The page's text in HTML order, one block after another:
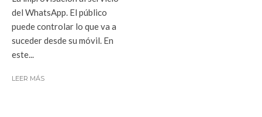
del WhatsApp. El público
puede controlar lo que va a
suceder desde su móvil. En
este...
LEER MÁS